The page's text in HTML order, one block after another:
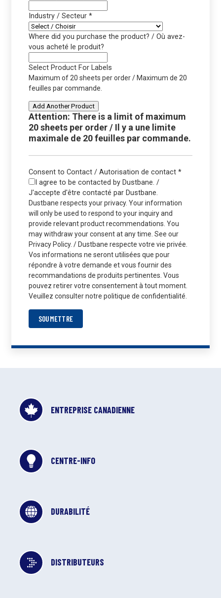
Industry / Secteur *
Where did you purchase the product? / Où avez-
vous acheté le produit?
Select Product For Labels
Maximum of 20 sheets per order / Maximum de 20
feuilles par commande.
Add Another Product
Attention: There is a limit of maximum
20 sheets per order / Il y a une limite
maximale de 20 feuilles par commande.
Consent to Contact / Autorisation de contact *
I agree to be contacted by Dustbane. /
J'accepte d'être contacté par Dustbane.
Dustbane respects your privacy. Your information
will only be used to respond to your inquiry and
provide relevant product recommendations. You
may withdraw your consent at any time. See our
Privacy Policy. / Dustbane respecte votre vie privée.
Vos informations ne seront utilisées que pour
répondre à votre demande et vous fournir des
recommandations de produits pertinentes. Vous
pouvez retirer votre consentement à tout moment.
Veuillez consulter notre politique de confidentialité.
SOUMETTRE
ENTREPRISE CANADIENNE
CENTRE-INFO
DURABILITÉ
DISTRIBUTEURS